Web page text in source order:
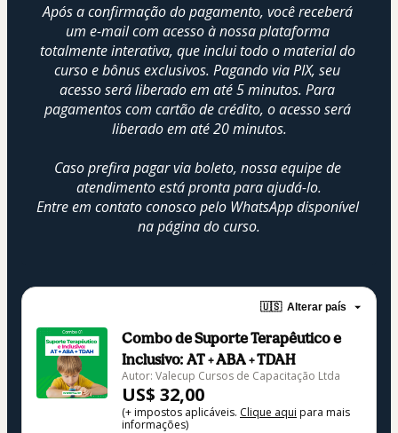
Após a confirmação do pagamento, você receberá
um e-mail com acesso à nossa plataforma
totalmente interativa, que inclui todo o material do
curso e bônus exclusivos. Pagando via PIX, seu
acesso será liberado em até 5 minutos. Para
pagamentos com cartão de crédito, o acesso será
liberado em até 20 minutos.
Caso prefira pagar via boleto, nossa equipe de
atendimento está pronta para ajudá-lo.
Entre em contato conosco pelo WhatsApp disponível
na página do curso.
🇺🇸 Alterar país
Combo de Suporte Terapêutico e
Inclusivo: AT + ABA + TDAH
Autor: Valecup Cursos de Capacitação Ltda
US$ 32,00
(+ impostos aplicáveis. Clique aqui para mais
informações)